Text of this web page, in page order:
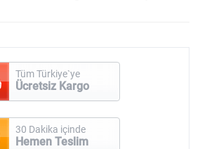
Tüm Türkiye`ye
Ücretsiz Kargo
30 Dakika içinde
Hemen Teslim